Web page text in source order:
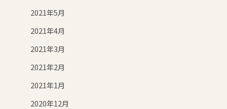
2021年5月
2021年4月
2021年3月
2021年2月
2021年1月
2020年12月